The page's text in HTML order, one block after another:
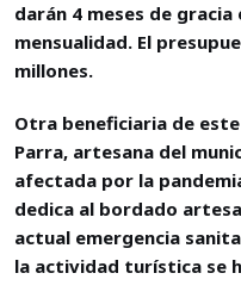
darán 4 meses de
mensualidad. El
millones.
Otra beneficiaria de
Parra, artesana del
afectada por la
dedica al bordado
actual emergencia
la actividad turística se